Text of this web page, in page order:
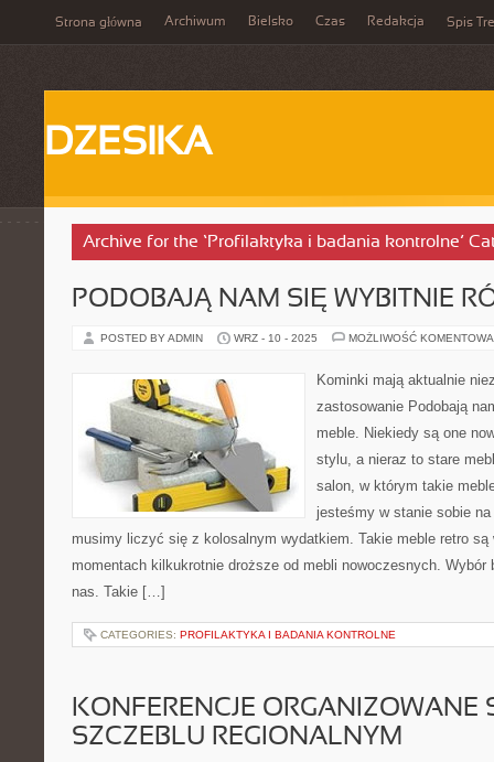
Strona główna Archiwum Bielsko Czas Redakcja Spis
DZESIKA
Archive for the ‘Profilaktyka i badania kontrolne’
PODOBAJĄ NAM SIĘ WYBITNIE
POSTED BY ADMIN WRZ - 10 - 2025 MOŻLIWOŚĆ
Kominki mają aktualnie
zastosowanie Podobają
meble. Niekiedy są one
stylu, a nieraz to stare
salon, w którym takie
jesteśmy w stanie sobie
musimy liczyć się z kolosalnym wydatkiem. Takie meble retro są
momentach kilkukrotnie droższe od mebli nowoczesnych. Wybór
nas. Takie […]
CATEGORIES: PROFILAKTYKA I BADANIA KONTROLNE
KONFERENCJE ORGANIZOWANE
SZCZEBLU REGIONALNYM